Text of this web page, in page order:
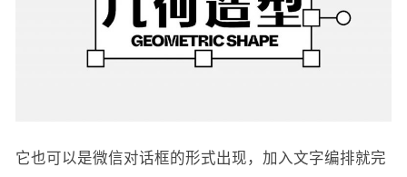
它也可以是微信对话框的形式出现，加入文字编排就完